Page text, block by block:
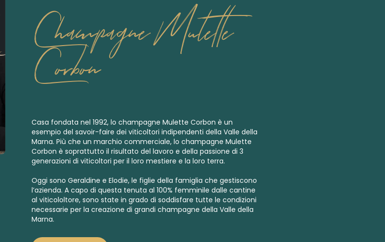
Champagne Mulette
Corbon
Casa fondata nel 1992, lo champagne Mulette Corbon è un
esempio del savoir-faire dei viticoltori indipendenti della Valle della
Marna. Più che un marchio commerciale, lo champagne Mulette
Corbon è soprattutto il risultato del lavoro e della passione di 3
generazioni di viticoltori per il loro mestiere e la loro terra.
Oggi sono Geraldine e Elodie, le figlie della famiglia che gestiscono
l’azienda. A capo di questa tenuta al 100% femminile dalle cantine
al viticololtore, sono state in grado di soddisfare tutte le condizioni
necessarie per la creazione di grandi champagne della Valle della
Marna.